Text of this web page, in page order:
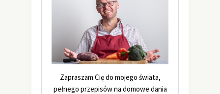
Zapraszam Cię do mojego świata,
pełnego przepisów na domowe dania